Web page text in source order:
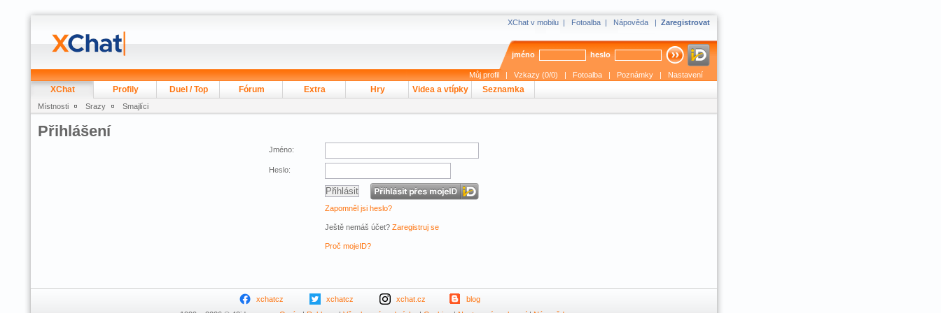
XChat v mobilu | Fotoalba | Nápověda | Zaregistrovat
jméno heslo
Můj profil | Vzkazy (0/0) | Fotoalba | Poznámky | Nastavení
XChat Profily Duel / Top Fórum Extra Hry Videa a vtípky Seznamka
Místnosti Srazy Smajlíci
Přihlášení
Jméno:
Heslo:
Zapomněl jsi heslo?
Ještě nemáš účet? Zaregistruj se
Proč mojeID?
xchatcz xchatcz xchat.cz
blog